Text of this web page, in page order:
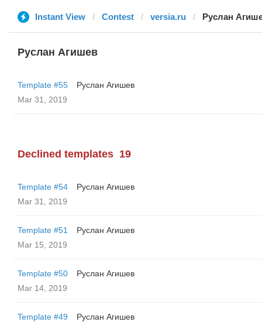
Instant View Contest versia.ru Руслан
Руслан Агишев
Template #55
Руслан Агишев
Mar 31, 2019
Declined templates 19
Template #54
Руслан Агишев
Mar 31, 2019
Template #51
Руслан Агишев
Mar 15, 2019
Template #50
Руслан Агишев
Mar 14, 2019
Template #49
Руслан Агишев